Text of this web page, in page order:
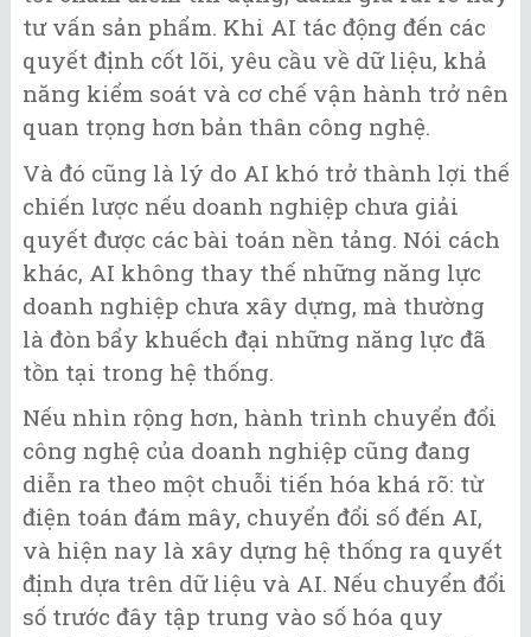
tư vấn sản phẩm. Khi AI tác động đến các
quyết định cốt lõi, yêu cầu về dữ liệu, khả
năng kiểm soát và cơ chế vận hành trở nên
quan trọng hơn bản thân công nghệ.
Và đó cũng là lý do AI khó trở thành lợi thế
chiến lược nếu doanh nghiệp chưa giải
quyết được các bài toán nền tảng. Nói cách
khác, AI không thay thế những năng lực
doanh nghiệp chưa xây dựng, mà thường
là đòn bẩy khuếch đại những năng lực đã
tồn tại trong hệ thống.
Nếu nhìn rộng hơn, hành trình chuyển đổi
công nghệ của doanh nghiệp cũng đang
diễn ra theo một chuỗi tiến hóa khá rõ: từ
điện toán đám mây, chuyển đổi số đến AI,
và hiện nay là xây dựng hệ thống ra quyết
định dựa trên dữ liệu và AI. Nếu chuyển đổi
số trước đây tập trung vào số hóa quy